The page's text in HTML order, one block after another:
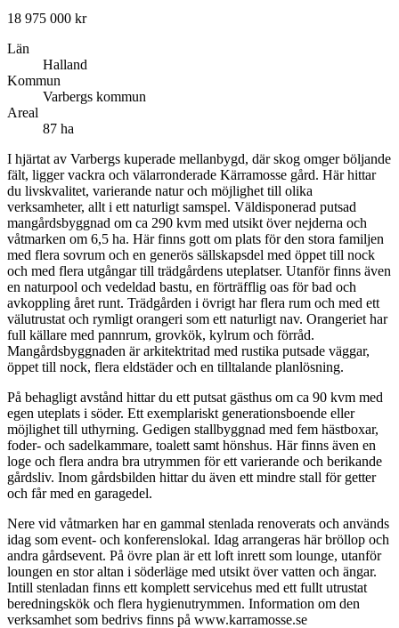
18 975 000 kr
Län
Halland
Kommun
Varbergs kommun
Areal
87 ha
I hjärtat av Varbergs kuperade mellanbygd, där skog omger böljande
fält, ligger vackra och välarronderade Kärramosse gård. Här hittar
du livskvalitet, varierande natur och möjlighet till olika
verksamheter, allt i ett naturligt samspel. Väldisponerad putsad
mangårdsbyggnad om ca 290 kvm med utsikt över nejderna och
våtmarken om 6,5 ha. Här finns gott om plats för den stora familjen
med flera sovrum och en generös sällskapsdel med öppet till nock
och med flera utgångar till trädgårdens uteplatser. Utanför finns även
en naturpool och vedeldad bastu, en förträfflig oas för bad och
avkoppling året runt. Trädgården i övrigt har flera rum och med ett
välutrustat och rymligt orangeri som ett naturligt nav. Orangeriet har
full källare med pannrum, grovkök, kylrum och förråd.
Mangårdsbyggnaden är arkitektritad med rustika putsade väggar,
öppet till nock, flera eldstäder och en tilltalande planlösning.
På behagligt avstånd hittar du ett putsat gästhus om ca 90 kvm med
egen uteplats i söder. Ett exemplariskt generationsboende eller
möjlighet till uthyrning. Gedigen stallbyggnad med fem hästboxar,
foder- och sadelkammare, toalett samt hönshus. Här finns även en
loge och flera andra bra utrymmen för ett varierande och berikande
gårdsliv. Inom gårdsbilden hittar du även ett mindre stall för getter
och får med en garagedel.
Nere vid våtmarken har en gammal stenlada renoverats och används
idag som event- och konferenslokal. Idag arrangeras här bröllop och
andra gårdsevent. På övre plan är ett loft inrett som lounge, utanför
loungen en stor altan i söderläge med utsikt över vatten och ängar.
Intill stenladan finns ett komplett servicehus med ett fullt utrustat
beredningskök och flera hygienutrymmen. Information om den
verksamhet som bedrivs finns på www.karramosse.se